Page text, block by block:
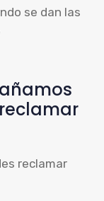
se dan las
reclamar